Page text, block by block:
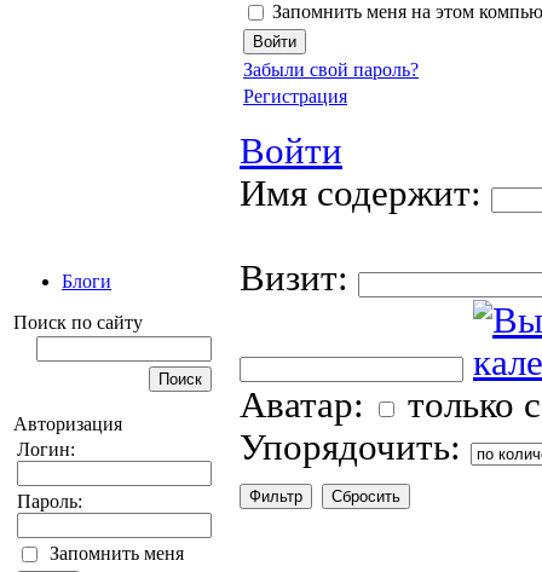
Блоги
Поиск по сайту
Авторизация
Логин:
Пароль:
Запомнить меня
Запомнить меня на этом
Забыли свой пароль?
Регистрация
Войти
Имя содержит:
Визит:
Аватар:
только
Упорядочить: